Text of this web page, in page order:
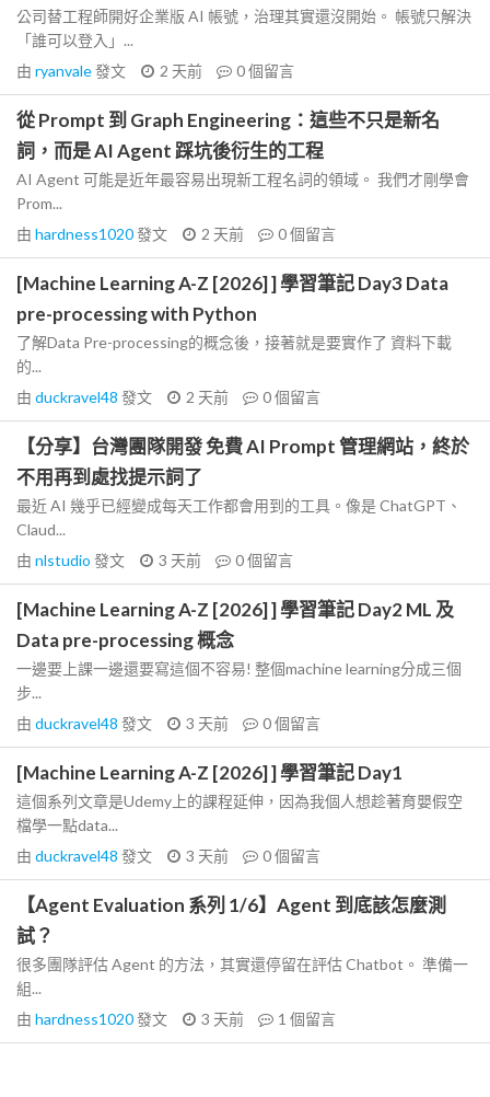
公司替工程師開好企業版 AI 帳號，治理其實還沒開始。 帳號只解決
「誰可以登入」...
由 ryanvale發文 2 天前 0個留言
從 Prompt 到 Graph Engineering：這些不只是新名
詞，而是 AI Agent 踩坑後衍生的工程
AI Agent 可能是近年最容易出現新工程名詞的領域。 我們才剛學會
Prom...
由 hardness1020發文 2 天前 0個留言
[Machine Learning A-Z [2026] ] 學習筆記 Day3 Data
pre-processing with Python
了解Data Pre-processing的概念後，接著就是要實作了 資料下載
的...
由 duckravel48 發文 2 天前 0個留言
【分享】台灣團隊開發 免費 AI Prompt 管理網站，終於
不用再到處找提示詞了
最近 AI 幾乎已經變成每天工作都會用到的工具。像是 ChatGPT、
Claud...
由 nlstudio 發文 3 天前 0個留言
[Machine Learning A-Z [2026] ] 學習筆記 Day2 ML 及
Data pre-processing 概念
一邊要上課一邊還要寫這個不容易! 整個machine learning分成三個
步...
由 duckravel48 發文 3 天前 0個留言
[Machine Learning A-Z [2026] ] 學習筆記 Day1
這個系列文章是Udemy上的課程延伸，因為我個人想趁著育嬰假空
檔學一點data...
由 duckravel48 發文 3 天前 0個留言
【Agent Evaluation 系列 1/6】Agent 到底該怎麼測
試？
很多團隊評估 Agent 的方法，其實還停留在評估 Chatbot。 準備一
組...
由 hardness1020發文 3 天前 1 個留言